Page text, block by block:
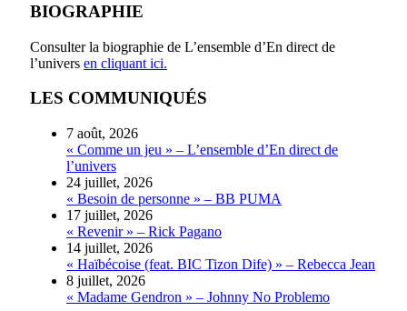
BIOGRAPHIE
Consulter la biographie de L’ensemble d’En direct de
l’univers en cliquant ici.
LES COMMUNIQUÉS
7 août, 2026
« Comme un jeu » – L’ensemble d’En direct de
l’univers
24 juillet, 2026
« Besoin de personne » – BB PUMA
17 juillet, 2026
« Revenir » – Rick Pagano
14 juillet, 2026
« Haïbécoise (feat. BIC Tizon Dife) » – Rebecca Jean
8 juillet, 2026
« Madame Gendron » – Johnny No Problemo